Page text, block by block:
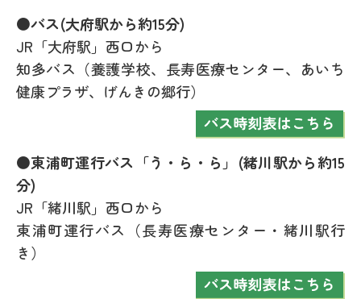
●バス(大府駅から約15分)
JR「大府駅」西口から
知多バス（養護学校、長寿医療センター、あいち
健康プラザ、げんきの郷行）
●東浦町運行バス「う・ら・ら」(緒川駅から約15
分)
JR「緒川駅」西口から
東浦町運行バス（長寿医療センター・緒川駅行
き）